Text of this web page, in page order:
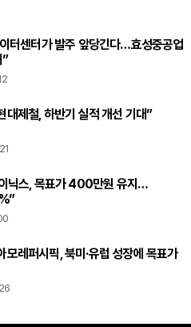
터센터가 발주 앞당긴다…효성중공업
대제철, 하반기 실적 개선 기대”
닉스, 목표가 400만원 유지…
모레퍼시픽, 북미·유럽 성장에 목표가